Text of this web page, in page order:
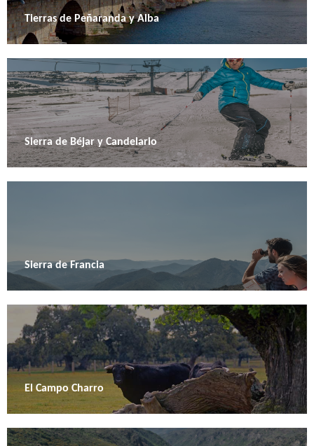
Tierras de Peñaranda y Alba
Sierra de Béjar y Candelario
Sierra de Francia
El Campo Charro